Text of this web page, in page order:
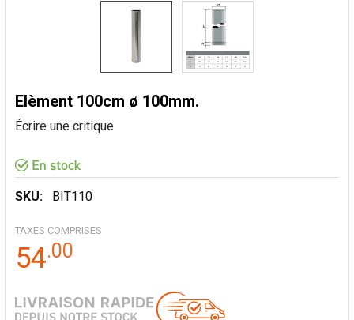
Elèment 100cm ø 100mm.
Écrire une critique
SKU: BIT110
TAXES COMPRISES
54.00